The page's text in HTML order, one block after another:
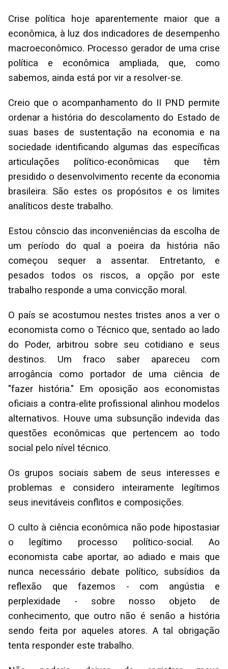
Crise política hoje aparentemente maior que a
econômica, à luz dos indicadores de desempenho
macroeconômico. Processo gerador de uma crise
política e econômica ampliada, que, como
sabemos, ainda está por vir a resolver-se.
Creio que o acompanhamento do II PND permite
ordenar a história do descolamento do Estado de
suas bases de sustentação na economia e na
sociedade identificando algumas das específicas
articulações político-econômicas que têm
presidido o desenvolvimento recente da economia
brasileira. São estes os propósitos e os limites
analíticos deste trabalho.
Estou cônscio das inconveniências da escolha de
um período do qual a poeira da história não
começou sequer a assentar. Entretanto, e
pesados todos os riscos, a opção por este
trabalho responde a uma convicção moral.
O país se acostumou nestes tristes anos a ver o
economista como o Técnico que, sentado ao lado
do Poder, arbitrou sobre seu cotidiano e seus
destinos. Um fraco saber apareceu com
arrogância como portador de uma ciência de
"fazer história." Em oposição aos economistas
oficiais a contra-elite profissional alinhou modelos
alternativos. Houve uma subsunção indevida das
questões econômicas que pertencem ao todo
social pelo nível técnico.
Os grupos sociais sabem de seus interesses e
problemas e considero inteiramente legítimos
seus inevitáveis conflitos e composições.
O culto à ciência econômica não pode hipostasiar
o legítimo processo político-social. Ao
economista cabe aportar, ao adiado e mais que
nunca necessário debate político, subsídios da
reflexão que fazemos - com angústia e
perplexidade - sobre nosso objeto de
conhecimento, que outro não é senão a história
sendo feita por aqueles atores. A tal obrigação
tenta responder este trabalho.